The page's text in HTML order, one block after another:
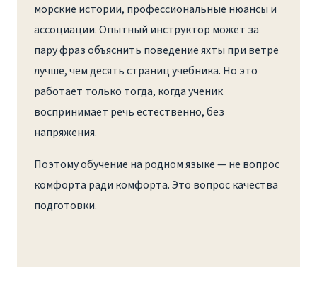
морские истории, профессиональные нюансы и
ассоциации. Опытный инструктор может за
пару фраз объяснить поведение яхты при ветре
лучше, чем десять страниц учебника. Но это
работает только тогда, когда ученик
воспринимает речь естественно, без
напряжения.
Поэтому обучение на родном языке — не вопрос
комфорта ради комфорта. Это вопрос качества
подготовки.